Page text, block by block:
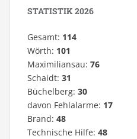
STATISTIK 2026
Gesamt: 114
Wörth: 101
Maximiliansau: 76
Schaidt: 31
Büchelberg: 30
davon Fehlalarme: 17
Brand: 48
Technische Hilfe: 48